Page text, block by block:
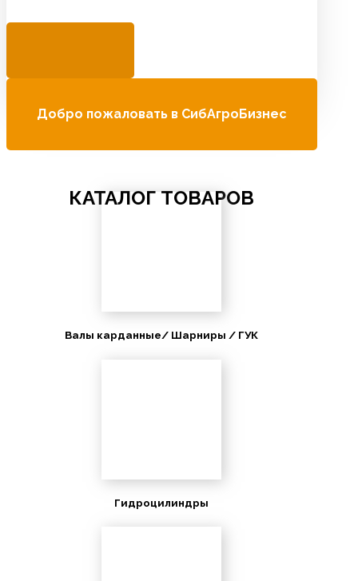
Добро пожаловать в СибАгроБизнес
КАТАЛОГ ТОВАРОВ
Валы карданные/ Шарниры / ГУК
Гидроцилиндры